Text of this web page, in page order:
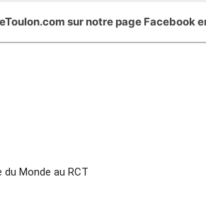
sur notre page Facebook
Monde au RCT